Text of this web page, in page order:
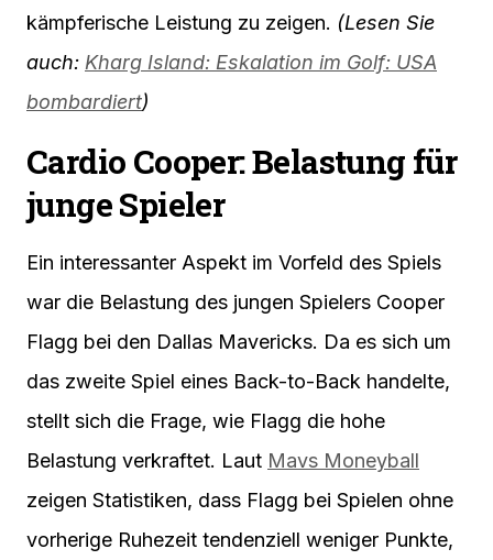
kämpferische Leistung zu zeigen. (Lesen Sie
auch: Kharg Island: Eskalation im Golf: USA
bombardiert)
Cardio Cooper: Belastung für
junge Spieler
Ein interessanter Aspekt im Vorfeld des Spiels
war die Belastung des jungen Spielers Cooper
Flagg bei den Dallas Mavericks. Da es sich um
das zweite Spiel eines Back-to-Back handelte,
stellt sich die Frage, wie Flagg die hohe
Belastung verkraftet. Laut Mavs Moneyball
zeigen Statistiken, dass Flagg bei Spielen ohne
vorherige Ruhezeit tendenziell weniger Punkte,